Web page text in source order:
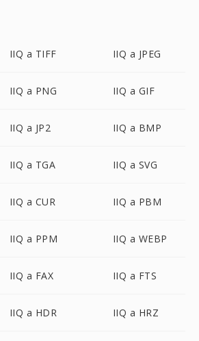
IIQ a TIFF IIQ a JPEG
IIQ a PNG IIQ a GIF
IIQ a JP2 IIQ a BMP
IIQ a TGA IIQ a SVG
IIQ a CUR IIQ a PBM
IIQ a PPM IIQ a WEBP
IIQ a FAX IIQ a FTS
IIQ a HDR IIQ a HRZ